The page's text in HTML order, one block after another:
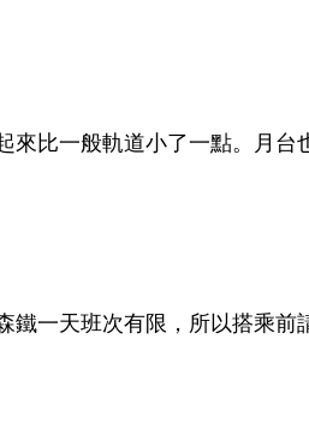
比一般軌道小了一點。月台
一天班次有限，所以搭乘前